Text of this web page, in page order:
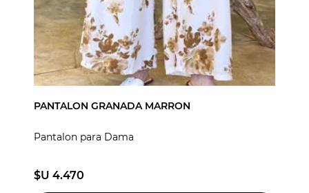
PANTALON GRANADA MARRON
Pantalon para Dama
$U 4.470